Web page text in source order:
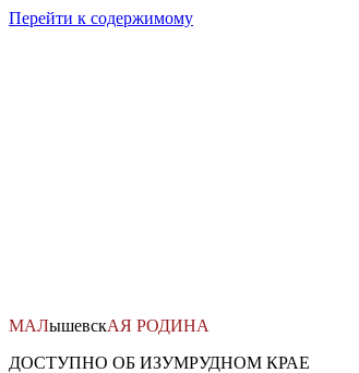
Перейти к содержимому
МАЛышевскАЯ РОДИНА
ДОСТУПНО ОБ ИЗУМРУДНОМ КРАЕ